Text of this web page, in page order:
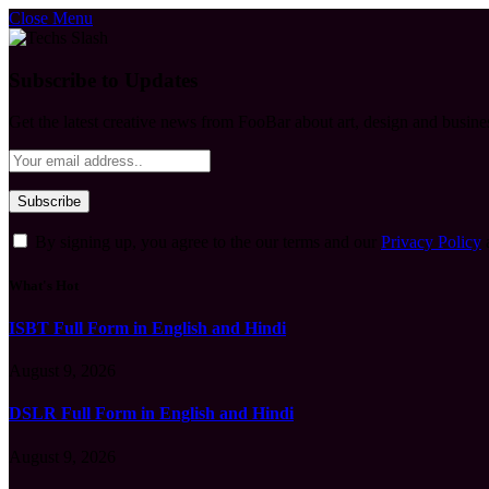
Close Menu
Privacy Policy
ISBT Full Form in English and Hindi
DSLR Full Form in English and Hindi